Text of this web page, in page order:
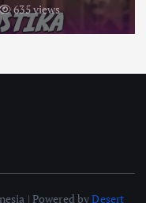
635 views
| Powered byDesert